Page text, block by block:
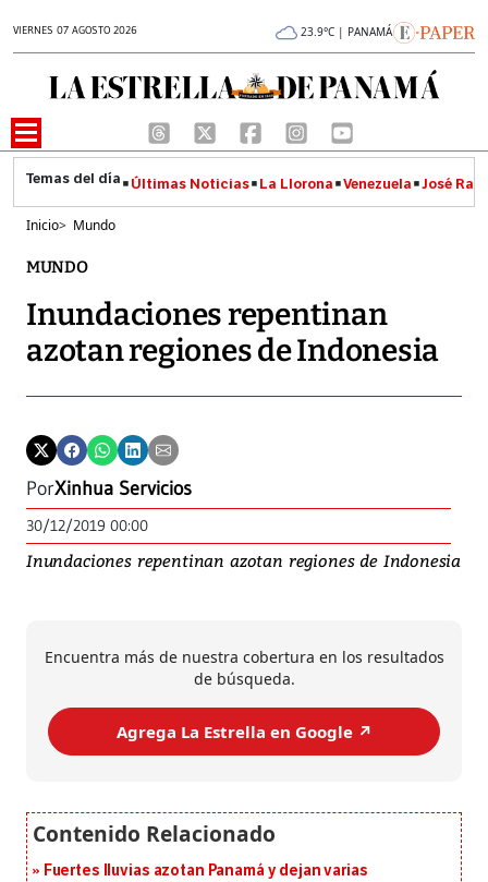
VIERNES 07 AGOSTO 2026 23.9°C | PANAMÁ
Últimas Noticias La Llorona Venezuela José
Inicio> Mundo
MUNDO
Inundaciones repentinan
azotan regiones de Indonesia
PorXinhua Servicios
30/12/2019 00:00
Inundaciones repentinan azotan regiones de Indonesia
Encuentra más de nuestra cobertura en los resultados
de búsqueda.
Agrega La Estrella en Google ↗️
Fuertes lluvias azotan Panamá y dejan varias